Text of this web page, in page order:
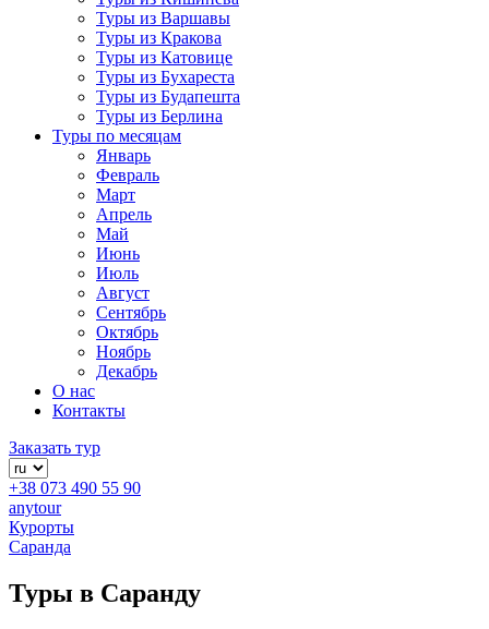
Туры из Варшавы
Туры из Кракова
Туры из Катовице
Туры из Бухареста
Туры из Будапешта
Туры из Берлина
Туры по месяцам
Январь
Февраль
Март
Апрель
Май
Июнь
Июль
Август
Сентябрь
Октябрь
Ноябрь
Декабрь
О нас
Контакты
Заказать тур
+38 073 490 55 90
anytour
Курорты
Саранда
Туры в Саранду